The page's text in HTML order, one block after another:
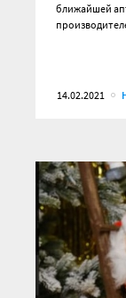
ближайшей
14.02.2021